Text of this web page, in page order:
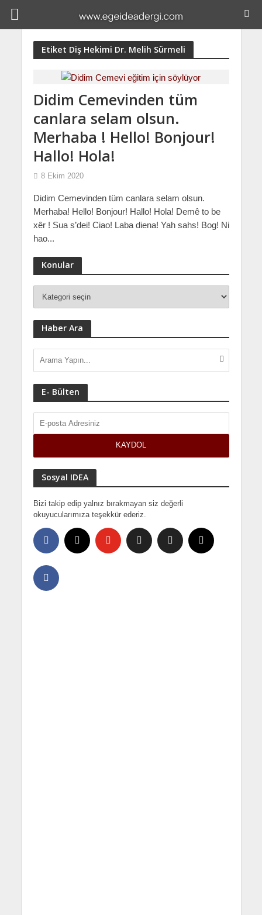
Etiket Diş Hekimi Dr. Melih Sürmeli
Didim Cemevinden tüm
canlara selam olsun.
Merhaba ! Hello! Bonjour!
Hallo! Hola!
8 Ekim 2020
Didim Cemevinden tüm canlara selam olsun.
Merhaba! Hello! Bonjour! Hallo! Hola! Demê to be
xêr ! Sua s’dei! Ciao! Laba diena! Yah sahs! Bog! Ni
hao...
Konular
Haber Ara
E- Bülten
Sosyal IDEA
Bizi takip edip yalnız bırakmayan siz değerli
okuyucularımıza teşekkür ederiz.